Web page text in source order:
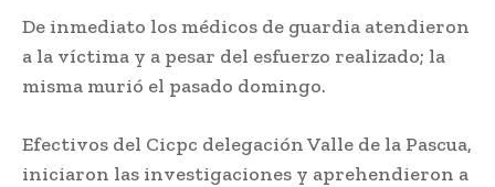
De inmediato los médicos de guardia atendieron
a la víctima y a pesar del esfuerzo realizado; la
misma murió el pasado domingo.
Efectivos del Cicpc delegación Valle de la Pascua,
iniciaron las investigaciones y aprehendieron a